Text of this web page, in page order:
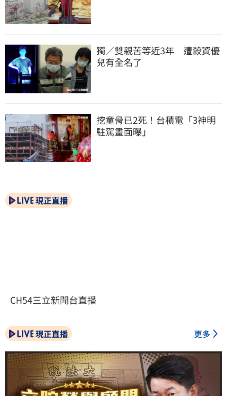
獨／雙親苦等近3年　遭殺資優
兒有全名了
挖童骨已2死！台積電「3神明
駐駕畫面曝」
現正直播
CH54三立新聞台直播
現正直播 更多